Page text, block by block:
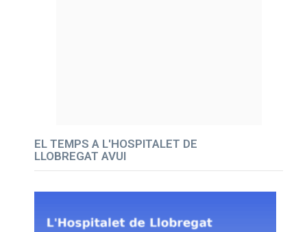
EL TEMPS A L'HOSPITALET DE
LLOBREGAT AVUI